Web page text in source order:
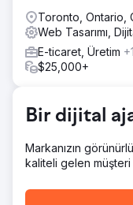
motoru trafiği arttı.
sitemizden daha
mükemmel
veriyor." - Matt
Toronto, Ontario,
Web Tasarımı,
E-ticaret, Üretim +1
$25,000+
Bir dijital
Markanızın
kaliteli gelen müşteri